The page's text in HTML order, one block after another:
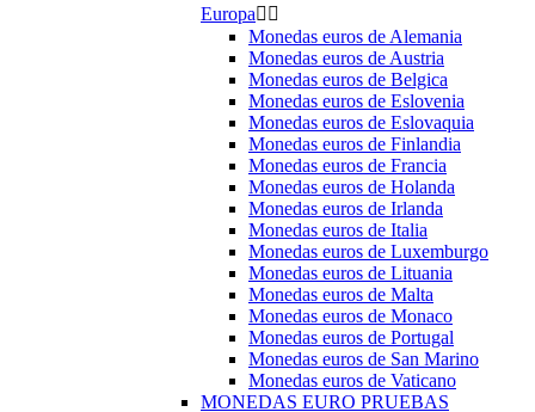
Europa 
Monedas euros de Alemania
Monedas euros de Austria
Monedas euros de Belgica
Monedas euros de Eslovenia
Monedas euros de Eslovaquia
Monedas euros de Finlandia
Monedas euros de Francia
Monedas euros de Holanda
Monedas euros de Irlanda
Monedas euros de Italia
Monedas euros de Luxemburgo
Monedas euros de Lituania
Monedas euros de Malta
Monedas euros de Monaco
Monedas euros de Portugal
Monedas euros de San Marino
Monedas euros de Vaticano
MONEDAS EURO PRUEBAS